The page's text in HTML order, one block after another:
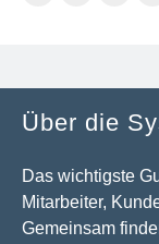
Über die
Das wichtigste
Mitarbeiter,
Gemeinsam